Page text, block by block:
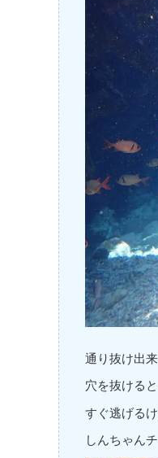
通り抜け出
穴を抜ける
すぐ逃げる
しんちゃん